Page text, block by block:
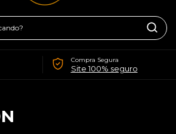
Compra Segura
Site 100% seguro